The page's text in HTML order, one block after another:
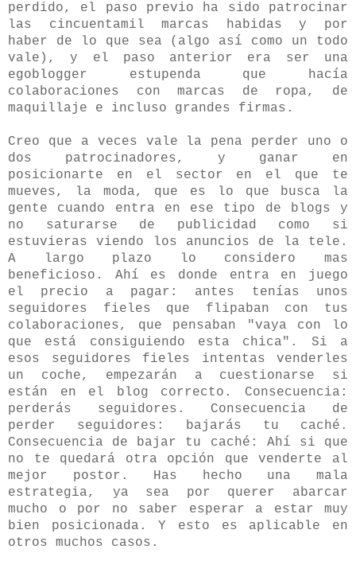
perdido, el paso previo ha sido patrocinar
las cincuentamil marcas habidas y por
haber de lo que sea (algo así como un todo
vale), y el paso anterior era ser una
egoblogger estupenda que hacía
colaboraciones con marcas de ropa, de
maquillaje e incluso grandes firmas.
Creo que a veces vale la pena perder uno o
dos patrocinadores, y ganar en
posicionarte en el sector en el que te
mueves, la moda, que es lo que busca la
gente cuando entra en ese tipo de blogs y
no saturarse de publicidad como si
estuvieras viendo los anuncios de la tele.
A largo plazo lo considero mas
beneficioso. Ahí es donde entra en juego
el precio a pagar: antes tenías unos
seguidores fieles que flipaban con tus
colaboraciones, que pensaban "vaya con lo
que está consiguiendo esta chica". Si a
esos seguidores fieles intentas venderles
un coche, empezarán a cuestionarse si
están en el blog correcto. Consecuencia:
perderás seguidores. Consecuencia de
perder seguidores: bajarás tu caché.
Consecuencia de bajar tu caché: Ahí si que
no te quedará otra opción que venderte al
mejor postor. Has hecho una mala
estrategia, ya sea por querer abarcar
mucho o por no saber esperar a estar muy
bien posicionada. Y esto es aplicable en
otros muchos casos.